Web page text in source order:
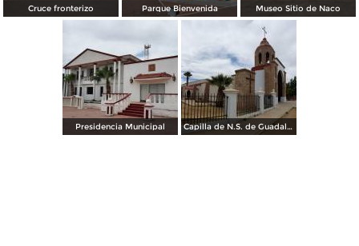
Cruce fronterizo Parque Bienvenida Museo Sitio de Naco
Presidencia Municipal Capilla de N.S. de Guadalupe